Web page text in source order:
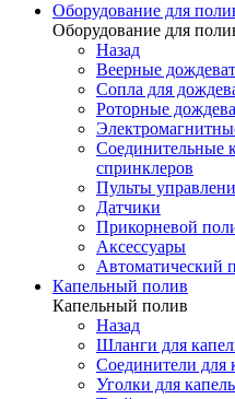
Оборудование для
Оборудование для
Назад
Веерные
Сопла для
Роторные
Соединительные
спринклеров
Пульты
Датчики
Прикорневой
Аксессуары
Автоматический
Капельный полив
Капельный полив
Назад
Шланги для
Соединители для
Уголки для